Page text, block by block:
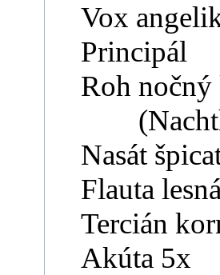
Vox
Principál
Roh
Nasát
Flauta
Tercián
Akúta 5x